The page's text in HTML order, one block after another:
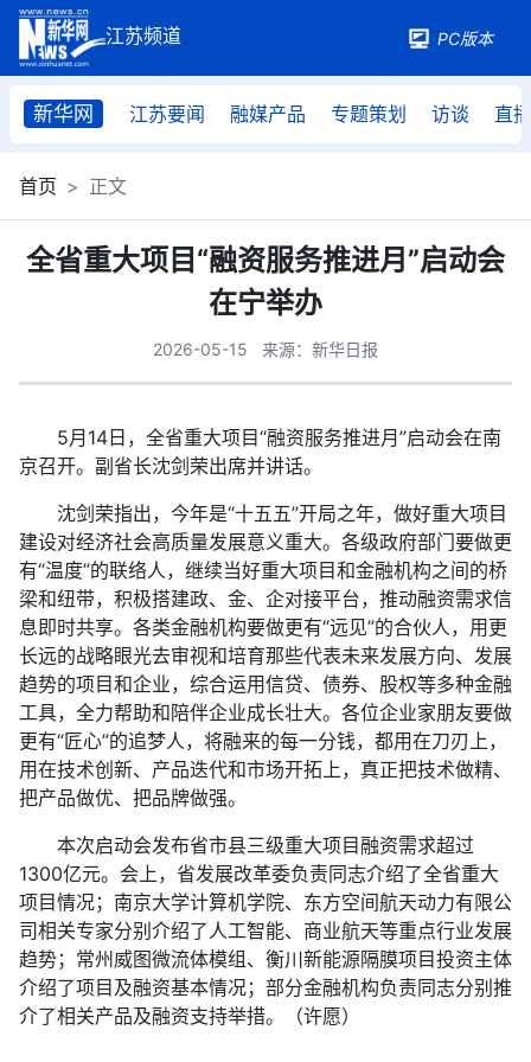
PC版本
新华网 江苏要闻 融媒产品 专题策划 访谈 直播
首页 正文
全省重大项目“融资服务推进月”启动会
在宁举办
2026-05-15 来源：新华日报
5月14日，全省重大项目“融资服务推进月”启动会在南
京召开。副省长沈剑荣出席并讲话。
沈剑荣指出，今年是“十五五”开局之年，做好重大项目
建设对经济社会高质量发展意义重大。各级政府部门要做更
有“温度”的联络人，继续当好重大项目和金融机构之间的桥
梁和纽带，积极搭建政、金、企对接平台，推动融资需求信
息即时共享。各类金融机构要做更有“远见”的合伙人，用更
长远的战略眼光去审视和培育那些代表未来发展方向、发展
趋势的项目和企业，综合运用信贷、债券、股权等多种金融
工具，全力帮助和陪伴企业成长壮大。各位企业家朋友要做
更有“匠心”的追梦人，将融来的每一分钱，都用在刀刃上，
用在技术创新、产品迭代和市场开拓上，真正把技术做精、
把产品做优、把品牌做强。
本次启动会发布省市县三级重大项目融资需求超过
1300亿元。会上，省发展改革委负责同志介绍了全省重大
项目情况；南京大学计算机学院、东方空间航天动力有限公
司相关专家分别介绍了人工智能、商业航天等重点行业发展
趋势；常州威图微流体模组、衡川新能源隔膜项目投资主体
介绍了项目及融资基本情况；部分金融机构负责同志分别推
介了相关产品及融资支持举措。（许愿）